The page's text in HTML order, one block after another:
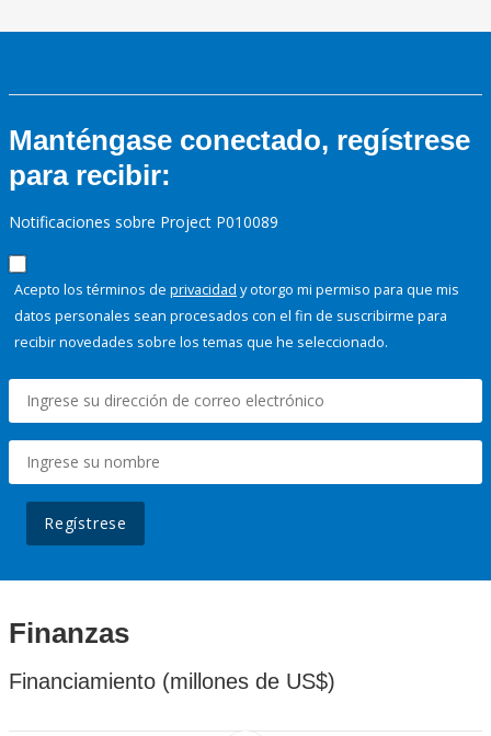
Manténgase conectado, regístrese
para recibir:
Notificaciones sobre Project P010089
Acepto los términos de privacidad y otorgo mi permiso para que mis
datos personales sean procesados con el fin de suscribirme para
recibir novedades sobre los temas que he seleccionado.
Regístrese
Finanzas
Financiamiento (millones de US$)